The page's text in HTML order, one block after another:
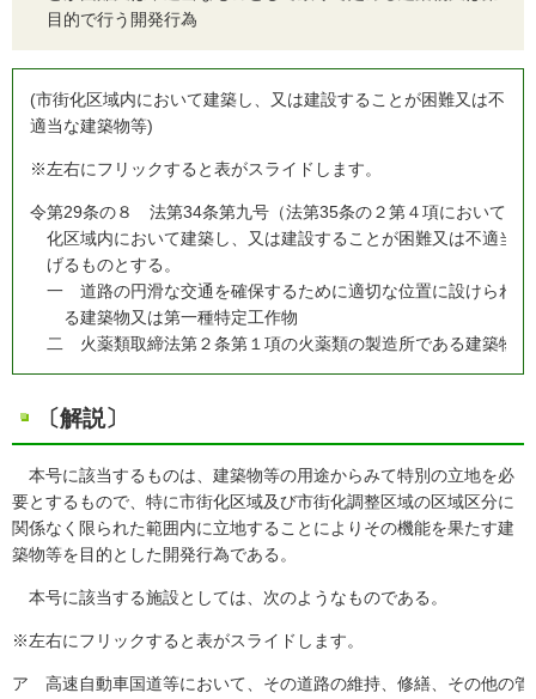
目的で行う開発行為
(市街化区域内において建築し、又は建設することが困難又は不
適当な建築物等)
※左右にフリックすると表がスライドします。
令第29条の８ 法第34条第九号（法第35条の２第４項において準
化区域内において建築し、又は建設することが困難又は不適当
げるものとする。
一 道路の円滑な交通を確保するために適切な位置に設けられ
る建築物又は第一種特定工作物
二
火薬類取締法第２条第１項の火薬類の製造所である建築物
〔解説〕
本号に該当するものは、建築物等の用途からみて特別の立地を必
要とするもので、特に市街化区域及び市街化調整区域の区域区分に
関係なく限られた範囲内に立地することによりその機能を果たす建
築物等を目的とした開発行為である。
本号に該当する施設としては、次のようなものである。
※左右にフリックすると表がスライドします。
ア 高速自動車国道等において、その道路の維持、修繕、その他の